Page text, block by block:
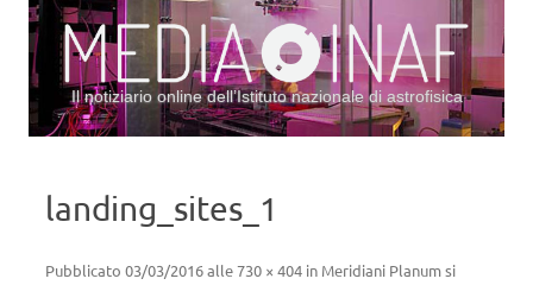
Il notiziario online dell’Istituto nazionale di astrofisica
landing_sites_1
Pubblicato 03/03/2016alle730 × 404 in Meridiani Planum si